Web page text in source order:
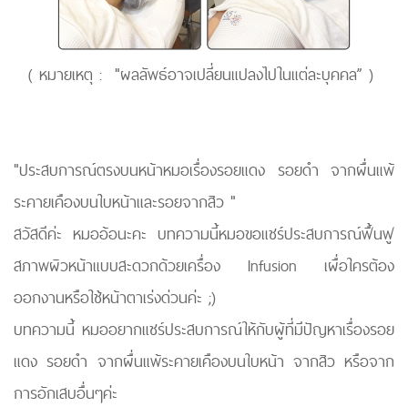
( หมายเหตุ : "ผลลัพธ์อาจเปลี่ยนแปลงไปในแต่ละบุคคล” )
"ประสบการณ์ตรงบนหน้าหมอเรื่องรอยแดง รอยดำ จากผื่นแพ้
ระคายเคืองบนใบหน้าและรอยจากสิว "
สวัสดีค่ะ หมออ้อนะคะ บทความนี้หมอขอแชร์ประสบการณ์ฟื้นฟู
สภาพผิวหน้าแบบสะดวกด้วยเครื่อง Infusion เผื่อใครต้อง
ออกงานหรือใช้หน้าตาเร่งด่วนค่ะ ;)
บทความนี้ หมออยากแชร์ประสบการณ์ให้กับผู้ที่มีปัญหาเรื่องรอย
แดง รอยดำ จากผื่นแพ้ระคายเคืองบนใบหน้า จากสิว หรือจาก
การอักเสบอื่นๆค่ะ